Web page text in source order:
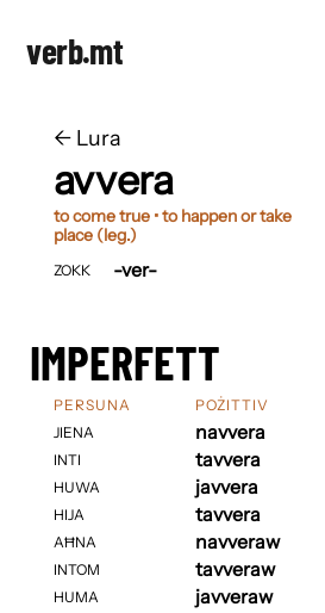
verb.mt
← ​​Lura
avvera
to come true • to happen or take
place (leg.)
ZOKK -ver-
IMPERFETT
PERSUNA
JIENA
INTI
HUWA
HIJA
AĦNA
INTOM
HUMA
POŻITTIV
navvera
tavvera
javvera
tavvera
navveraw
tavveraw
javveraw